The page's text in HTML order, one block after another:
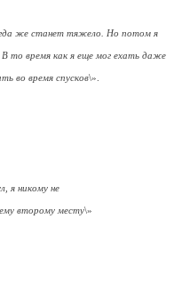
же станет тяжело. Но потом я
то время как я еще мог ехать даже
во время спусков\».
я никому не
второму месту\»